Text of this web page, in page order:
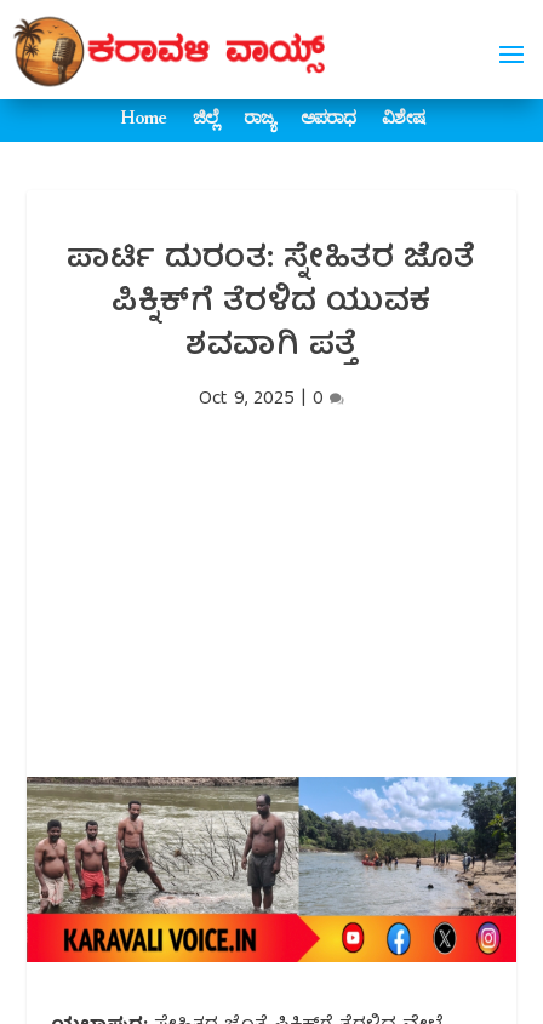
Home ಜಿಲ್ಲೆ ರಾಜ್ಯ ಅಪರಾಧ ವಿಶೇಷ
ಪಾರ್ಟಿ ದುರಂತ: ಸ್ನೇಹಿತರ ಜೊತೆ
ಪಿಕ್ನಿಕ್‌ಗೆ ತೆರಳಿದ ಯುವಕ
ಶವವಾಗಿ ಪತ್ತೆ
Oct 9, 2025 | 0